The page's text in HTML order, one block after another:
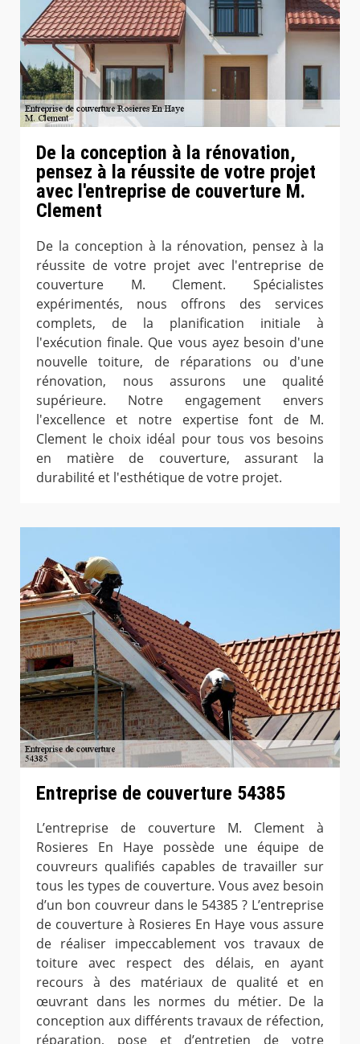
De la conception à la rénovation,
pensez à la réussite de votre projet
avec l'entreprise de couverture M.
Clement
De la conception à la rénovation, pensez à la
réussite de votre projet avec l'entreprise de
couverture M. Clement. Spécialistes
expérimentés, nous offrons des services
complets, de la planification initiale à
l'exécution finale. Que vous ayez besoin d'une
nouvelle toiture, de réparations ou d'une
rénovation, nous assurons une qualité
supérieure. Notre engagement envers
l'excellence et notre expertise font de M.
Clement le choix idéal pour tous vos besoins
en matière de couverture, assurant la
durabilité et l'esthétique de votre projet.
Entreprise de couverture 54385
L’entreprise de couverture M. Clement à
Rosieres En Haye possède une équipe de
couvreurs qualifiés capables de travailler sur
tous les types de couverture. Vous avez besoin
d’un bon couvreur dans le 54385 ? L’entreprise
de couverture à Rosieres En Haye vous assure
de réaliser impeccablement vos travaux de
toiture avec respect des délais, en ayant
recours à des matériaux de qualité et en
œuvrant dans les normes du métier. De la
conception aux différents travaux de réfection,
réparation, pose et d’entretien de votre